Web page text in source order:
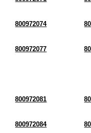
800972074
800972077
800972081
800972084